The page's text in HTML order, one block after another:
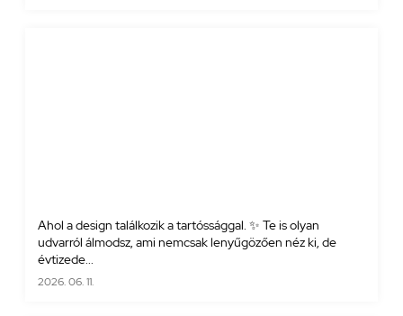
Ahol a design találkozik a tartóssággal. ✨ Te is olyan
udvarról álmodsz, ami nemcsak lenyűgözően néz ki, de
évtizede...
2026. 06. 11.